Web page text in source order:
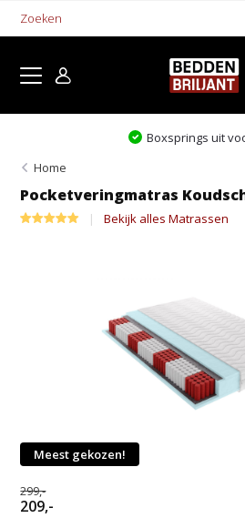
Levertijd 1-5
Home
Pocketveringmatras
Bekijk alles Matrassen
Meest gekozen!
299,-
209,-